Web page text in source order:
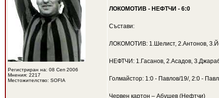
Регистриран на: 08 Сеп 2006
Мнения: 2217
Местожителство: SOFIA
ЛОКОМОТИВ - НЕФТЧИ - 6:0
Състави:
ЛОКОМОТИВ: 1.Шелист, 2.Антонов,
НЕФТЧИ: 1.Гасанов, 2.Асадов,
Голмайстор: 1:0 - Павлов/19/, 2:0 -
Червен картон – Абушев (Нефтчи)